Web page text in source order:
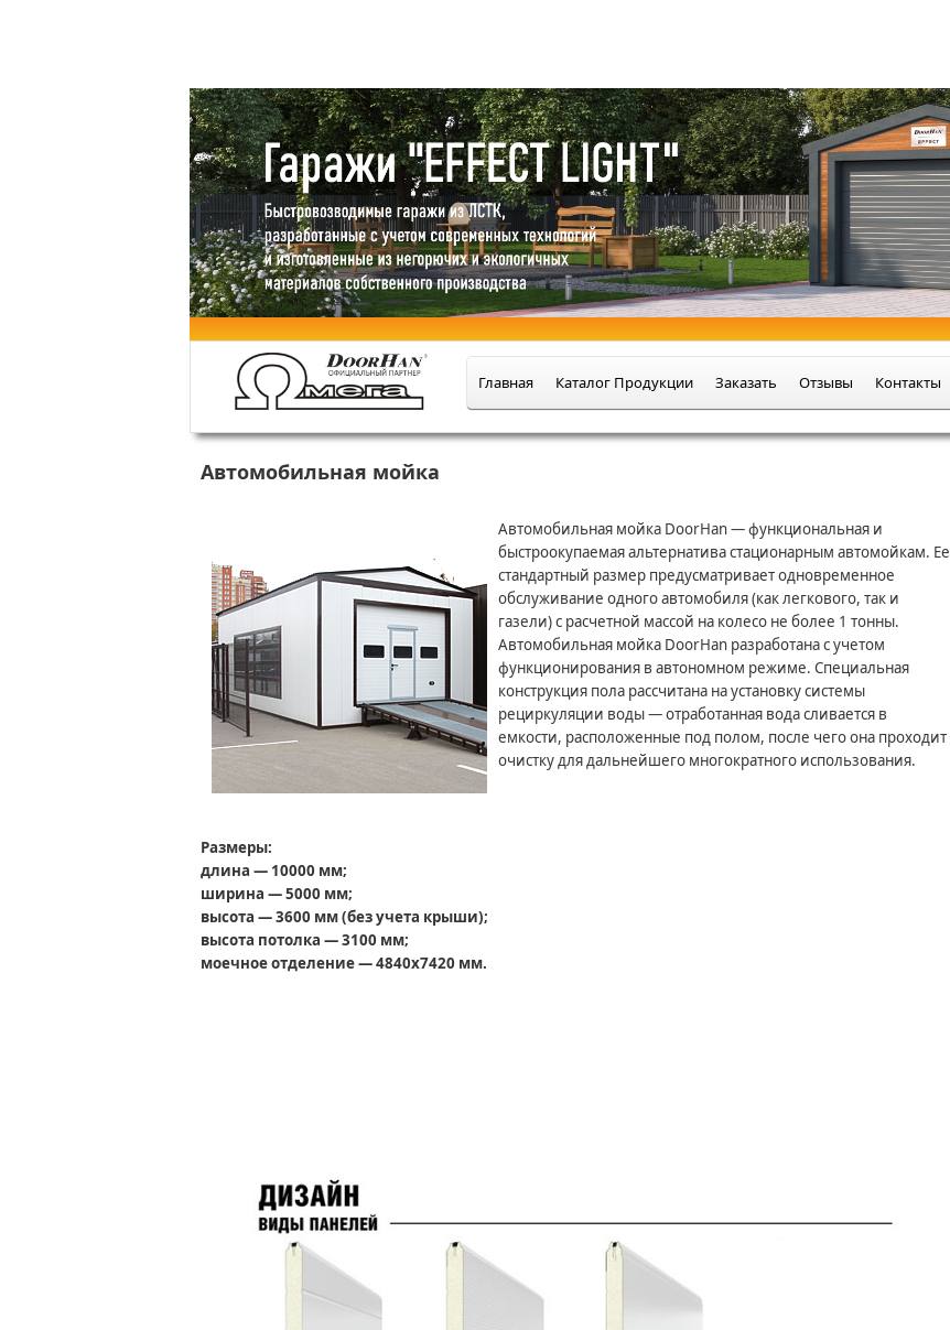
Главная Каталог Продукции Заказать Отзывы Контакты
Автомобильная мойка
Автомобильная мойка DoorHan — функциональная и
быстроокупаемая альтернатива стационарным автомойкам. Ее
стандартный размер предусматривает одновременное
обслуживание одного автомобиля (как легкового, так и
газели) с расчетной массой на колесо не более 1 тонны.
Автомобильная мойка DoorHan разработана с учетом
функционирования в автономном режиме. Специальная
конструкция пола рассчитана на установку системы
рециркуляции воды — отработанная вода сливается в
емкости, расположенные под полом, после чего она проходит
очистку для дальнейшего многократного использования.
Размеры:
длина — 10000 мм;
ширина — 5000 мм;
высота — 3600 мм (без учета крыши);
высота потолка — 3100 мм;
моечное отделение — 4840х7420 мм.